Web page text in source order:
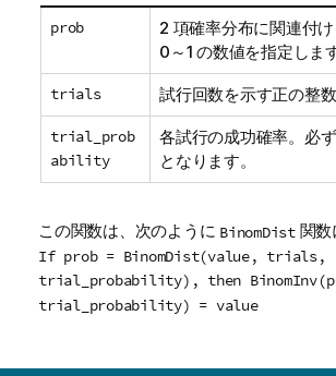
prob
2 項確率分布に関連付け
0～1 の数値を指定します
trials 試行回数を示す正の整数
trial_prob
ability
各試行の成功確率。必
となります。
この関数は、次のように BinomDist関数
If prob = BinomDist(value, trials,
trial_probability), then
trial_probability) = value